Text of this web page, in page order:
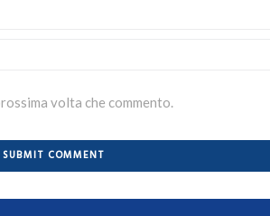
volta che commento.